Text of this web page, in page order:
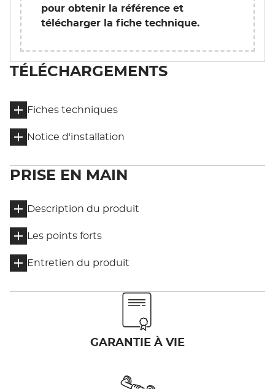
pour obtenir la référence et
télécharger la fiche technique.
TÉLÉCHARGEMENTS
Fiches techniques
Notice d'installation
PRISE EN MAIN
Description du produit
Les points forts
Entretien du produit
GARANTIE À VIE